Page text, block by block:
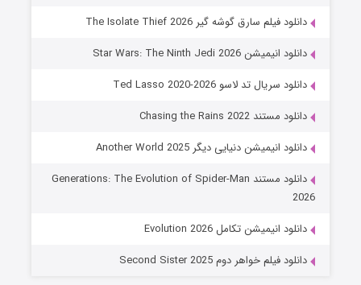
جادوگری در مغولستان
قسمت۱۴ (زیرنویس) منتشر شد
دانلود فیلم سارق گوشه گیر The Isolate Thief 2026
دانلود انیمیشن Star Wars: The Ninth Jedi 2026
دانلود سریال تد لاسو Ted Lasso 2020-2026
دانلود مستند Chasing the Rains 2022
دانلود انیمیشن دنیایی دیگر Another World 2025
دانلود مستند Generations: The Evolution of Spider-Man
2026
دانلود انیمیشن تکامل Evolution 2026
دانلود فیلم خواهر دوم Second Sister 2025